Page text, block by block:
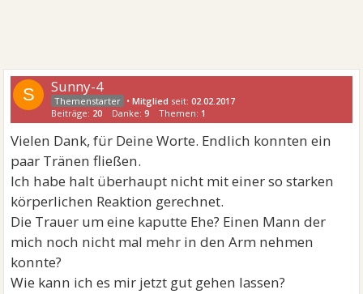
S Sunny-4
•Mitglied seit:02.02.2017
Beiträge: 20 Danke:9 Themen: 1
Vielen Dank, für Deine Worte. Endlich konnten ein
paar Tränen fließen.
Ich habe halt überhaupt nicht mit einer so starken
körperlichen Reaktion gerechnet.
Die Trauer um eine kaputte Ehe? Einen Mann der
mich noch nicht mal mehr in den Arm nehmen
konnte?
Wie kann ich es mir jetzt gut gehen lassen?